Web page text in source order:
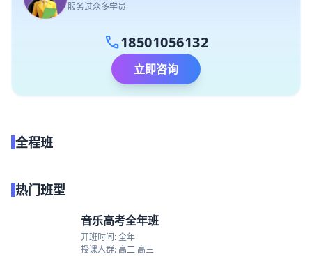
服务过众多学员
call18501056132
立即咨询
全程班
热门班型
音乐高考全年班
开班时间: 全年
授课人群: 高二 高三